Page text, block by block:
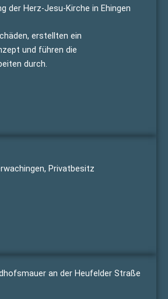
der Herz-Jesu-Kirche in Ehingen
erstellten ein
und führen die
durch.
Privatbesitz
an der Heufelder Straße